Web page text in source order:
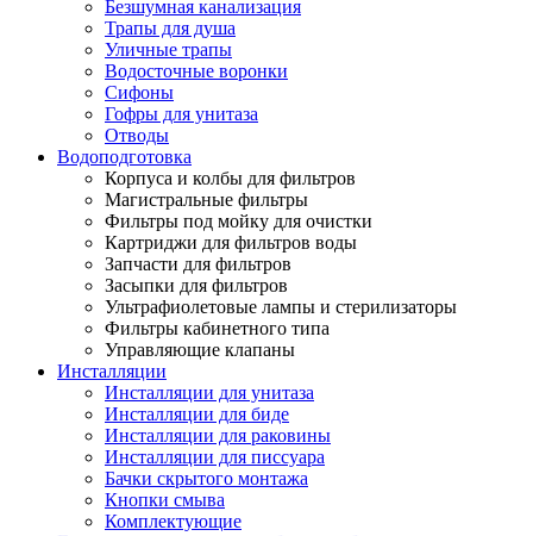
Безшумная канализация
Трапы для душа
Уличные трапы
Водосточные воронки
Сифоны
Гофры для унитаза
Отводы
Водоподготовка
Корпуса и колбы для фильтров
Магистральные фильтры
Фильтры под мойку для очистки
Картриджи для фильтров воды
Запчасти для фильтров
Засыпки для фильтров
Ультрафиолетовые лампы и стерилизаторы
Фильтры кабинетного типа
Управляющие клапаны
Инсталляции
Инсталляции для унитаза
Инсталляции для биде
Инсталляции для раковины
Инсталляции для писсуара
Бачки скрытого монтажа
Кнопки смыва
Комплектующие